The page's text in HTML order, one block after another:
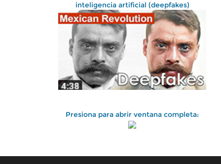
inteligencia artificial (deepfakes)
Presiona para abrir ventana completa: